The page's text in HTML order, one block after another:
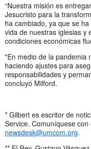
“Nuestra misión es
Jesucristo para la
ha cambiado, ya que se
vida de nuestras iglesias y
condiciones económicas
"En medio de la pandemia
haciendo ajustes para
responsabilidades y
concluyó Milford.
* Gilbert es escritor de
Service. Comuníquese
newsdesk@umcom.org.